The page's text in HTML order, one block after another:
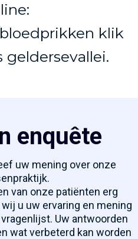
klik
geldersevallei.
enquête
uw mening over onze
van onze patiënten erg
u uw ervaring en mening
Uw antwoorden
wat verbeterd kan worden